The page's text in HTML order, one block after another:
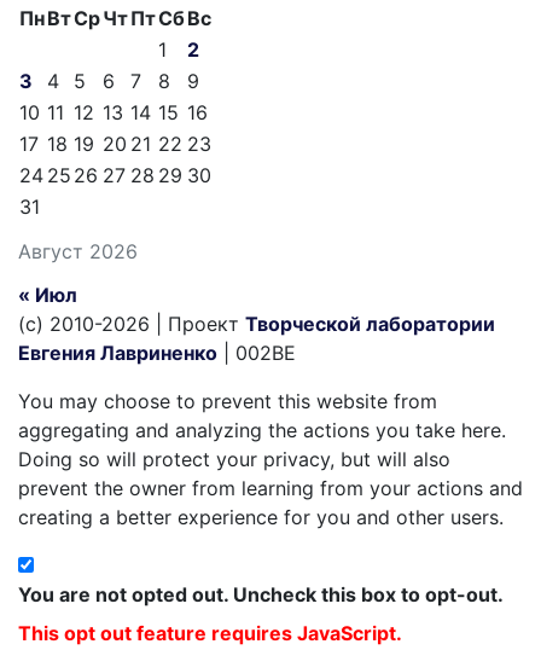
Август 2026
ПнВтСрЧтПтСбВс
1
2
3
4 5 6 7 8
9
10 11 12 13 14 15 16
17 18 19 20 21 22 23
24 25 26 27 28 29 30
31
« Июл
(c) 2010-2026 | Проект Творческой лаборатории
Евгения Лавриненко | 002BE
You may choose to prevent this website from
aggregating and analyzing the actions you take here.
Doing so will protect your privacy, but will also
prevent the owner from learning from your actions and
creating a better experience for you and other users.
You are not opted out. Uncheck this box to opt-out.
This opt out feature requires JavaScript.